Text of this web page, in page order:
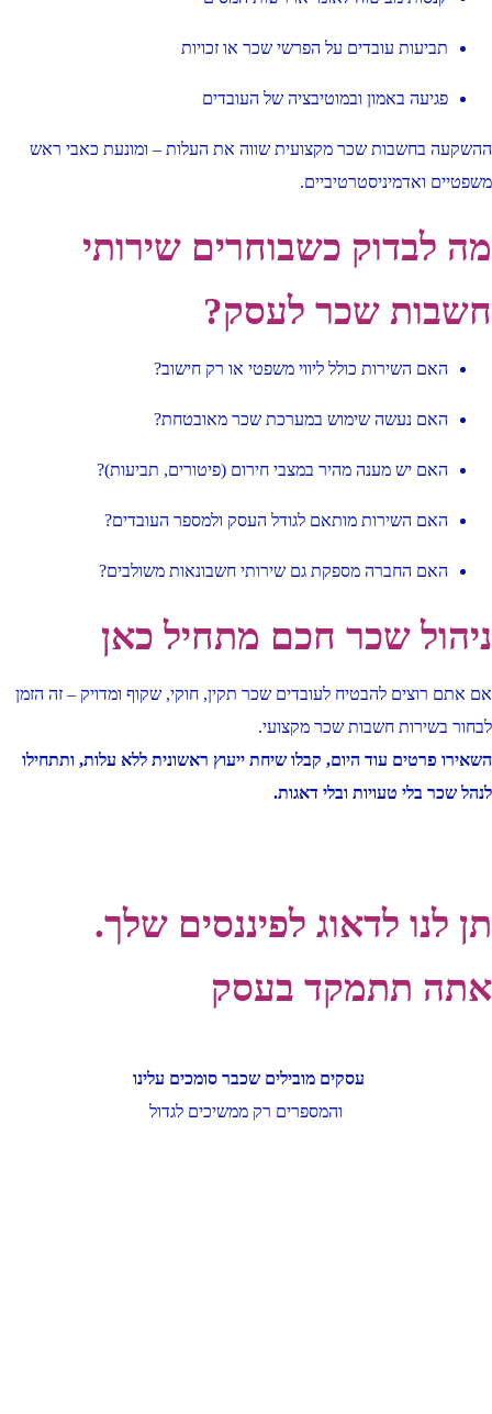
תביעות עובדים על הפרשי שכר או זכויות
פגיעה באמון ובמוטיבציה של העובדים
ההשקעה בחשבות שכר מקצועית שווה את העלות – ומונעת כאבי ראש
משפטיים ואדמיניסטרטיביים.
מה לבדוק כשבוחרים שירותי
חשבות שכר לעסק?
האם השירות כולל ליווי משפטי או רק חישוב?
האם נעשה שימוש במערכת שכר מאובטחת?
האם יש מענה מהיר במצבי חירום (פיטורים, תביעות)?
האם השירות מותאם לגודל העסק ולמספר העובדים?
האם החברה מספקת גם שירותי חשבונאות משולבים?
ניהול שכר חכם מתחיל כאן
אם אתם רוצים להבטיח לעובדים שכר תקין, חוקי, שקוף ומדויק – זה הזמן
לבחור בשירות חשבות שכר מקצועי.
השאירו פרטים עוד היום, קבלו שיחת ייעוץ ראשונית ללא עלות, ותתחילו
לנהל שכר בלי טעויות ובלי דאגות.
תן לנו לדאוג לפיננסים שלך.
אתה תתמקד בעסק
עסקים מובילים שכבר סומכים עלינו
והמספרים רק ממשיכים לגדול